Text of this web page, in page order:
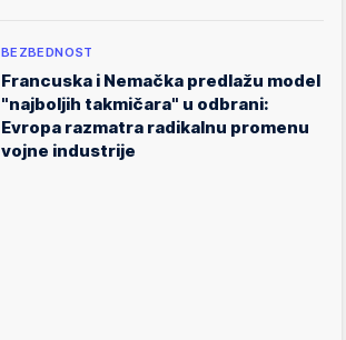
BEZBEDNOST
Francuska i Nemačka predlažu model
"najboljih takmičara" u odbrani:
Evropa razmatra radikalnu promenu
vojne industrije